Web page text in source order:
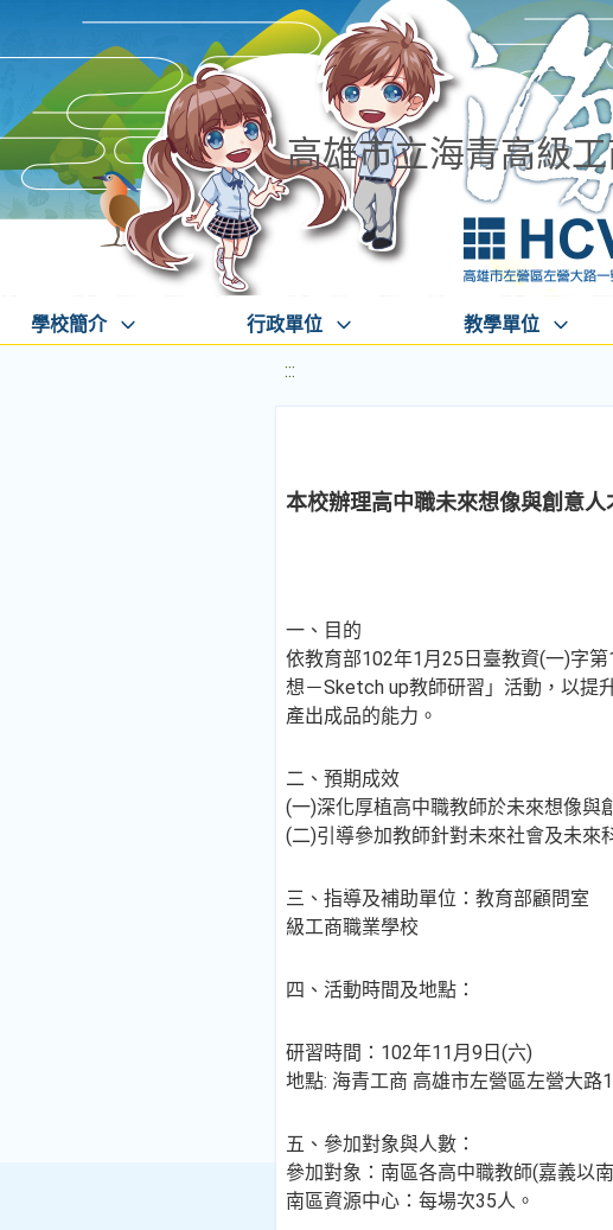
高雄市立海青高級
學校簡介 行政單位 教學單位
:::
本校辦理高中職未來想像與創意
一、目的
依教育部102年1月25日臺教資(一)字
想－Sketch up教師研習」活動，以提
產出成品的能力。
二、預期成效
(一)深化厚植高中職教師於未來想像與
(二)引導參加教師針對未來社會及未來
三、指導及補助單位：教育部顧問室
級工商職業學校
四、活動時間及地點：
研習時間：102年11月9日(六)
地點: 海青工商 高雄市左營區左營大
五、參加對象與人數：
參加對象：南區各高中職教師(嘉義以
南區資源中心：每場次35人。